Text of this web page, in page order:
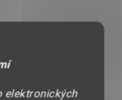
elektronických